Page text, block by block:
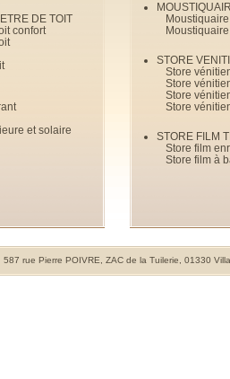
DE TOIT
confort
et solaire
STORE
Store
Store
Store
Store
STORE FILM
Store film
Store film à
587 rue Pierre POIVRE, ZAC de la Tuilerie, 01330